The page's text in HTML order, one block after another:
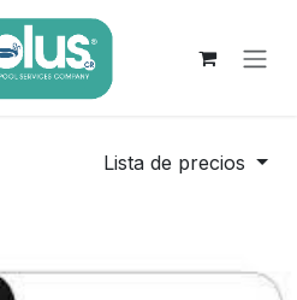
Lista de precios